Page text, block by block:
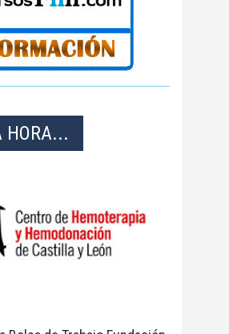
HORA...